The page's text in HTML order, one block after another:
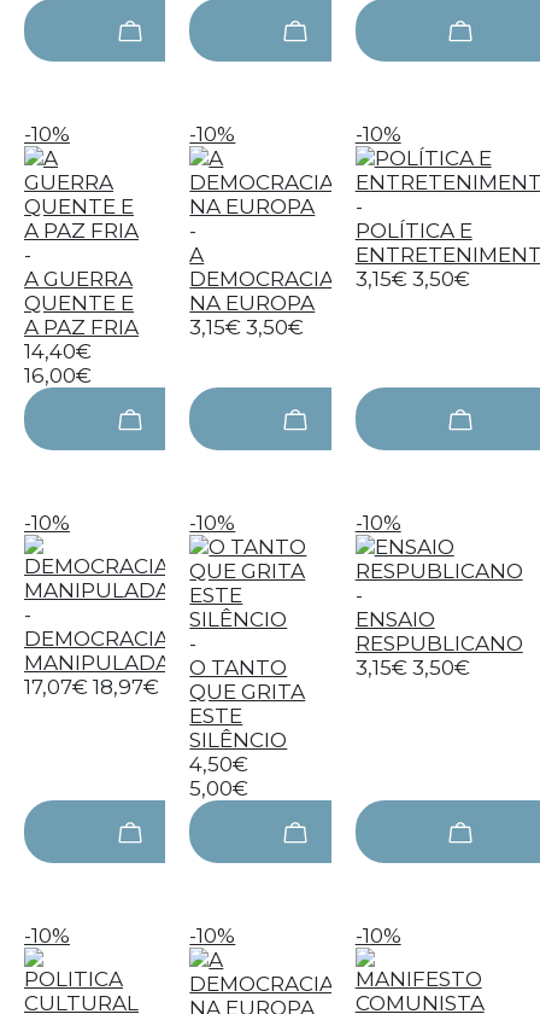
-10%
-
A GUERRA
QUENTE E
A PAZ FRIA
14,40€
16,00€
-10%
-
A
DEMOCRACIA
NA EUROPA
3,15€ 3,50€
-10%
-
POLÍTICA E
3,15€ 3,50€
-10%
-
DEMOCRACIA
MANIPULADA
17,07€ 18,97€
-10%
-
O TANTO
QUE GRITA
ESTE
SILÊNCIO
4,50€
5,00€
-10%
-
ENSAIO
RESPUBLICANO
3,15€ 3,50€
-10% -10% -10%